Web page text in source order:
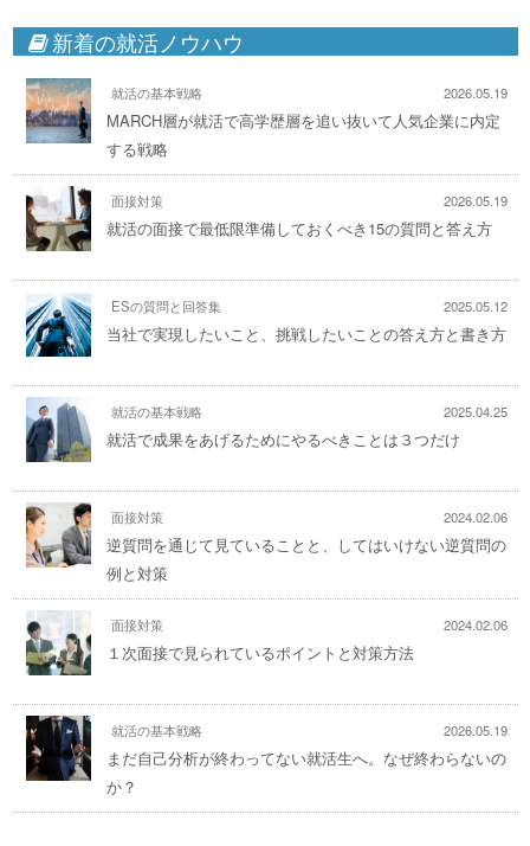
新着の就活ノウハウ
就活の基本戦略 2026.05.19
MARCH層が就活で高学歴層を追い抜いて人気企業に内定
する戦略
面接対策 2026.05.19
就活の面接で最低限準備しておくべき15の質問と答え方
ESの質問と回答集 2025.05.12
当社で実現したいこと、挑戦したいことの答え方と書き方
就活の基本戦略 2025.04.25
就活で成果をあげるためにやるべきことは３つだけ
面接対策 2024.02.06
逆質問を通じて見ていることと、してはいけない逆質問の
例と対策
面接対策 2024.02.06
１次面接で見られているポイントと対策方法
就活の基本戦略 2026.05.19
まだ自己分析が終わってない就活生へ。なぜ終わらないの
か？